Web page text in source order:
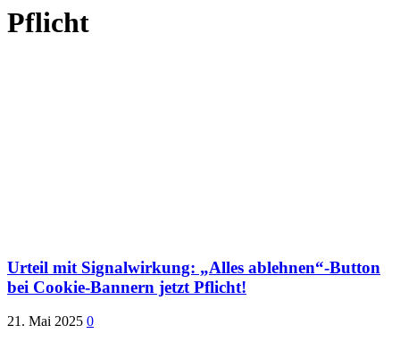
Pflicht
Urteil mit Signalwirkung: „Alles ablehnen“-Button
bei Cookie-Bannern jetzt Pflicht!
21. Mai 2025 0